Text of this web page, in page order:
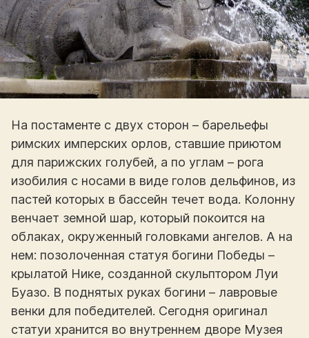
На постаменте с двух сторон – барельефы
римских имперских орлов, ставшие приютом
для парижских голубей, а по углам – рога
изобилия с носами в виде голов дельфинов, из
пастей которых в бассейн течет вода. Колонну
венчает земной шар, который покоится на
облаках, окруженный головками ангелов. А на
нем: позолоченная статуя богини Победы –
крылатой Нике, созданной скульптором Луи
Буазо. В поднятых руках богини – лавровые
венки для победителей. Сегодня оригинал
статуи хранится во внутреннем дворе Музея